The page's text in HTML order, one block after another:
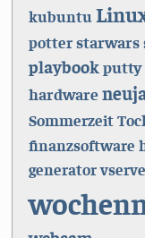
kubuntu
potterstarwars
playbookputty
hardware
Sommerzeit
finanzsoftware
generator